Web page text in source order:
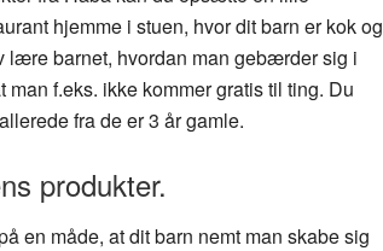
hjemme i stuen, hvor dit barn er kok og
lære barnet, hvordan man gebærder sig i
f.eks. ikke kommer gratis til ting. Du
fra de er 3 år gamle.
produkter.
en måde, at dit barn nemt man skabe sig